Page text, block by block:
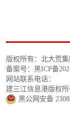
版权所有：北大荒
备案号：黑ICP备
网站联系电话：
建三江信息港版权
黑公网安备